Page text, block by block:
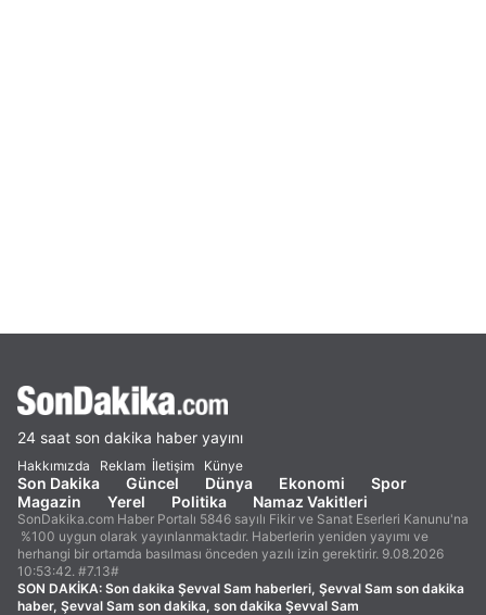
24 saat son dakika haber yayını
Hakkımızda Reklam İletişim Künye
Son Dakika Güncel Dünya Ekonomi
Spor
Magazin
Yerel Politika Namaz Vakitleri
SonDakika.com Haber Portalı 5846 sayılı Fikir ve Sanat Eserleri Kanunu'na
%100 uygun olarak yayınlanmaktadır. Haberlerin yeniden yayımı ve
herhangi bir ortamda basılması önceden yazılı izin gerektirir. 9.08.2026
10:53:42. #7.13#
SON DAKİKA: Son dakika Şevval Sam haberleri, Şevval Sam son dakika
haber, Şevval Sam son dakika, son dakika Şevval Sam